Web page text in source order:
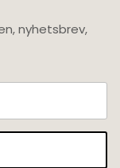
nyhetsbrev,